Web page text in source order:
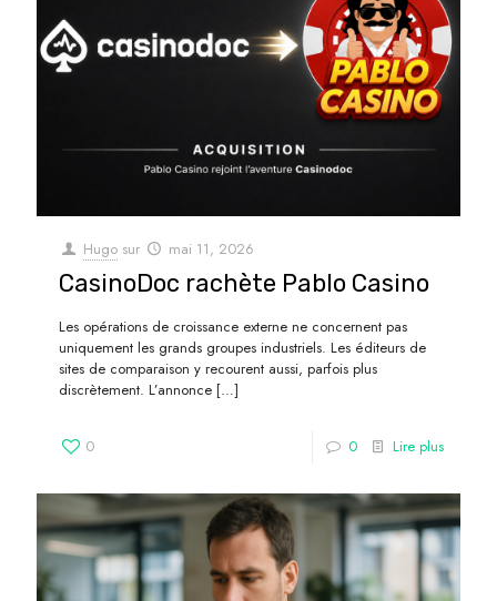
Hugo sur mai 11, 2026
CasinoDoc rachète Pablo Casino
Les opérations de croissance externe ne concernent pas
uniquement les grands groupes industriels. Les éditeurs de
sites de comparaison y recourent aussi, parfois plus
discrètement. L’annonce […]
0 0 Lire plus